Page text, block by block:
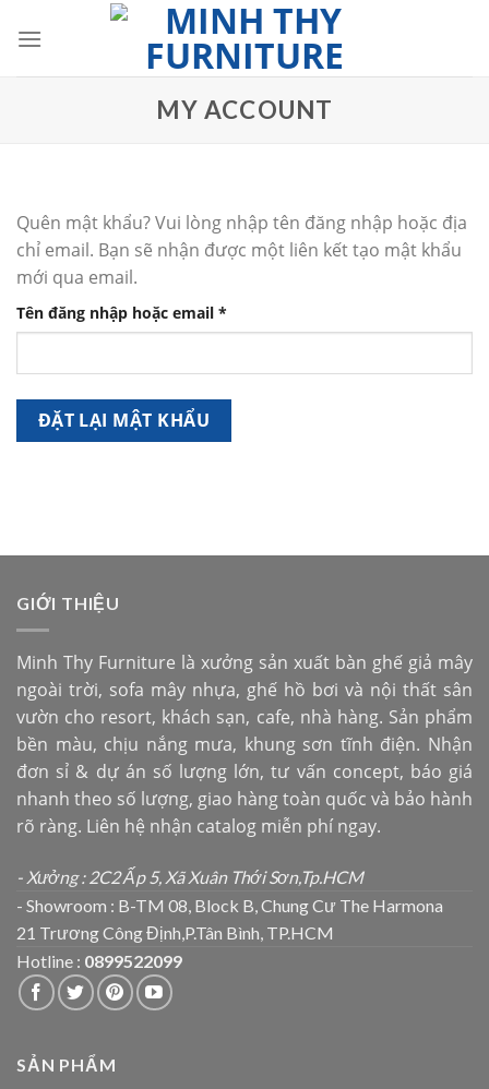
MY ACCOUNT
Quên mật khẩu? Vui lòng nhập tên đăng nhập hoặc địa
chỉ email. Bạn sẽ nhận được một liên kết tạo mật khẩu
mới qua email.
Tên đăng nhập hoặc email *Bắt
buộc
ĐẶT LẠI MẬT KHẨU
GIỚI THIỆU
Minh Thy Furniture là xưởng sản xuất bàn ghế giả mây
ngoài trời, sofa mây nhựa, ghế hồ bơi và nội thất sân
vườn cho resort, khách sạn, cafe, nhà hàng. Sản phẩm
bền màu, chịu nắng mưa, khung sơn tĩnh điện. Nhận
đơn sỉ & dự án số lượng lớn, tư vấn concept, báo giá
nhanh theo số lượng, giao hàng toàn quốc và bảo hành
rõ ràng. Liên hệ nhận catalog miễn phí ngay.
- Xưởng : 2C2 Ấp 5, Xã Xuân Thới Sơn,Tp.HCM
- Showroom : B-TM 08, Block B, Chung Cư The Harmona
21 Trương Công Định,P.Tân Bình, TP.HCM
Hotline : 0899522099
SẢN PHẨM